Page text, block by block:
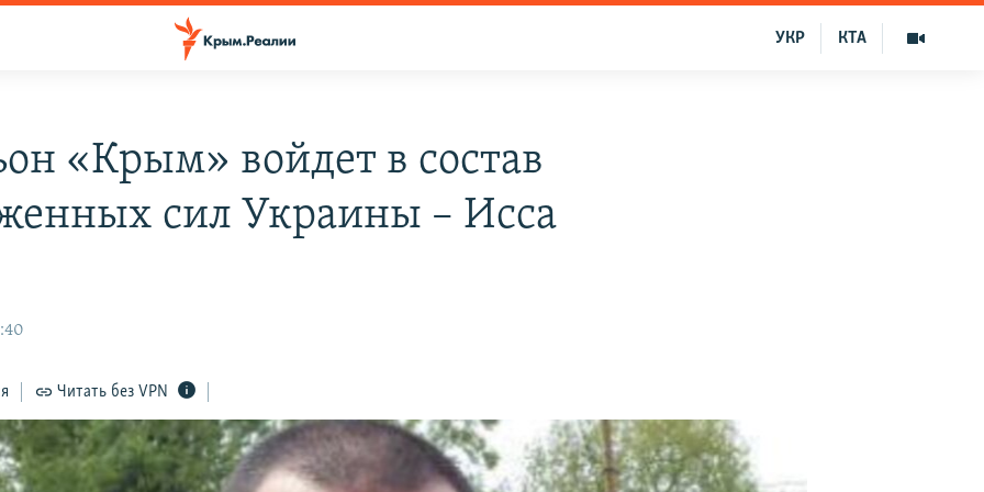
КТА
УКР
«Крым» войдет в состав
сил Украины – Исса
Читать без VPN